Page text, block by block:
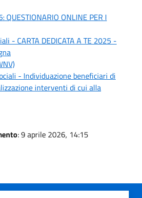
QUESTIONARIO ONLINE PER I
- CARTA DEDICATA A TE 2025 -
- Individuazione beneficiari di
interventi di cui alla
: 9 aprile 2026, 14:15